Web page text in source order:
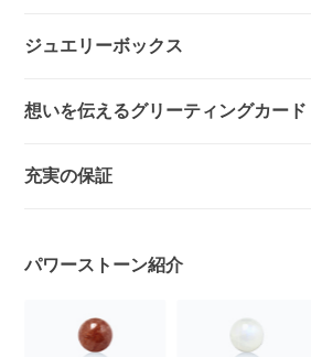
ジュエリーボックス
想いを伝えるグリーティングカード
充実の保証
パワーストーン紹介